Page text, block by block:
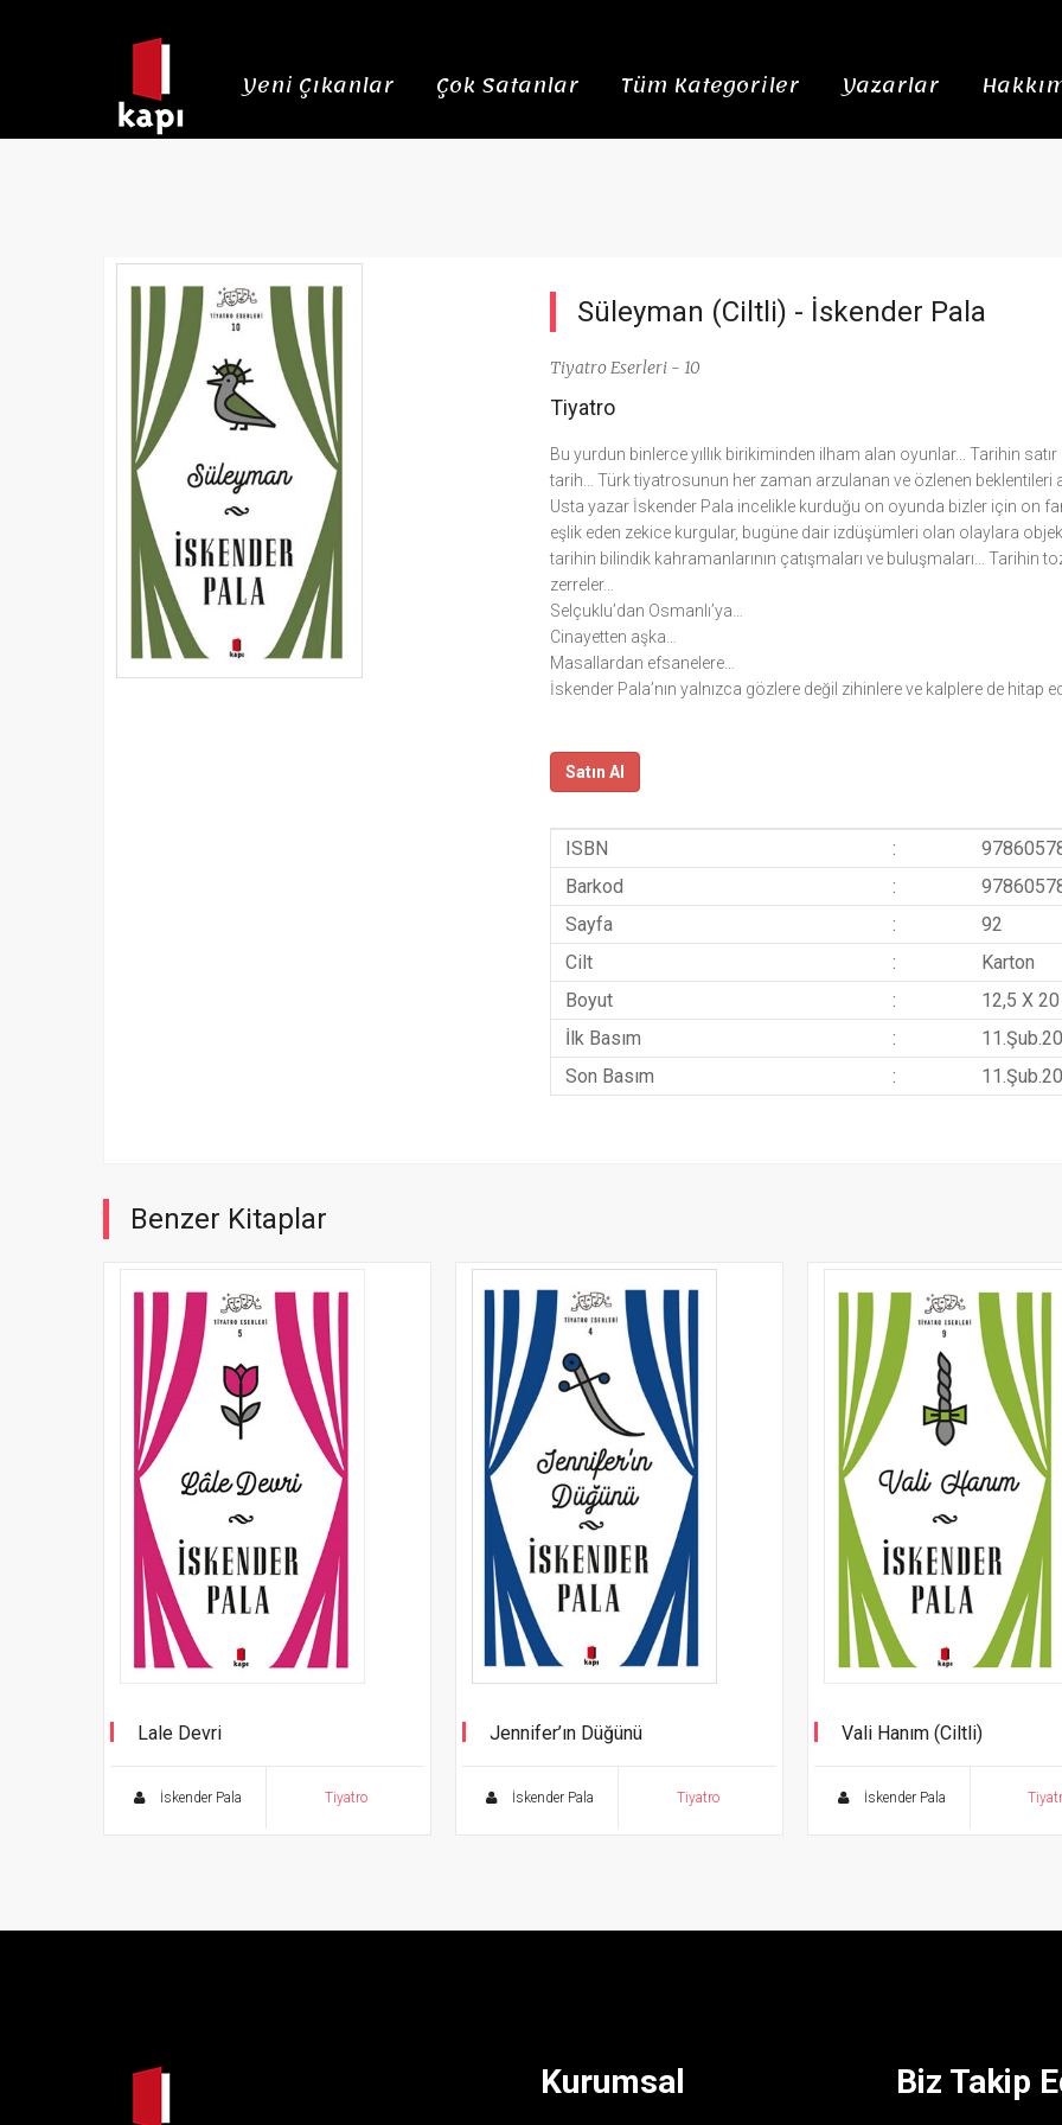
Yeni Çıkanlar Çok Satanlar Tüm Kategoriler Yazarlar
Süleyman (Ciltli) - İskender Pala
Tiyatro Eserleri - 10
Tiyatro
Bu yurdun binlerce yıllık birikiminden ilham alan oyunlar... Tarihin
tarih… Türk tiyatrosunun her zaman arzulanan ve özlenen beklentileri
Usta yazar İskender Pala incelikle kurduğu on oyunda bizler için on
eşlik eden zekice kurgular, bugüne dair izdüşümleri olan olaylara
tarihin bilindik kahramanlarının çatışmaları ve buluşmaları… Tarihin
zerreler…
Selçuklu’dan Osmanlı’ya…
Cinayetten aşka…
Masallardan efsanelere…
İskender Pala’nın yalnızca gözlere değil zihinlere ve kalplere de hitap
Satın Al
ISBN :
Barkod
:
Sayfa
:
92
Cilt
:
Karton
Boyut
:
12,5 X 20
İlk Basım
:
Son Basım
:
Benzer Kitaplar
Lale Devri
İskender Pala Tiyatro
Jennifer’ın Düğünü
İskender Pala Tiyatro
Vali Hanım (Ciltli)
İskender Pala
Kurumsal Biz Takip